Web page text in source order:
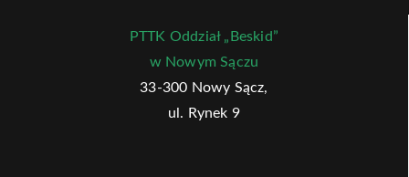
PTTK Oddział „Beskid”
w Nowym Sączu
33-300 Nowy Sącz,
ul. Rynek 9